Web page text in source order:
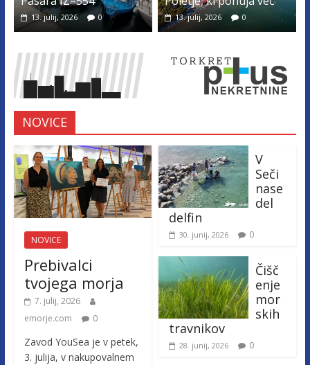
13. julij, 2026 0 13. julij, 2026 0
NOVICE
NOVICE
Prebivalci
tvojega morja
7. julij, 2026
emorje.com
0
Zavod YouSea je v petek,
3. julija, v nakupovalnem
V
Seči
nase
del
delfin
30. junij, 2026 0
Čišč
enje
mor
skih
travnikov
28. junij, 2026 0